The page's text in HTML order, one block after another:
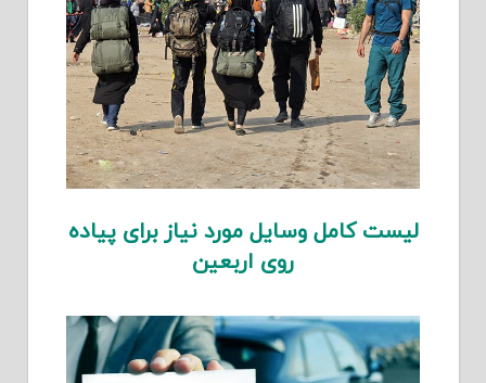
لیست کامل وسایل مورد نیاز برای پیاده
روی اربعین